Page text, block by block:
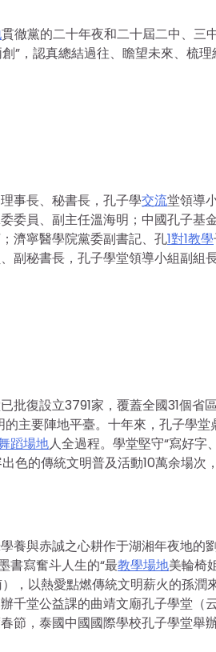
貫徹黨的二十年夜和二十屆二中、三
”，認真總結過往、瞻望未來、梳理
事長、秘書長，孔子學交流堂領導
委員、副主任溫海明；中國孔子基
濟寧醫學院黨委副書記、孔1對1教學
秘書長，孔子學堂領導小組副組長
批復設立3791家，覆蓋全國31個省
主要陣地平臺。十年來，孔子學堂
蹈場地人全過程。學堂堅守“寫好字
色的傳統文明普及活動10萬余場次
養與赤誠之心耕作于湖湘年夜地的
書寫奮斗人生的“最教學場地美輪椅
，以熱愛點燃傳統文明薪火的孫潤
千堂公益課的曲靖文廟孔子學堂（
節，泰國中國國際學校孔子學堂舉